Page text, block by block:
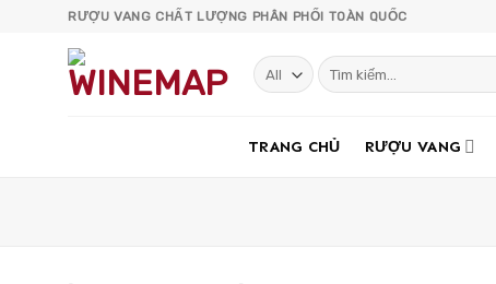
RƯỢU VANG CHẤT LƯỢNG PHÂN PHỐI TOÀN QUỐC
Tìm
kiếm:
TRANG CHỦ RƯỢU VANG